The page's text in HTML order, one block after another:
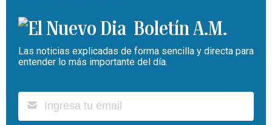
Boletín A.M.
Las noticias explicadas de forma sencilla y directa para
entender lo más importante del día.